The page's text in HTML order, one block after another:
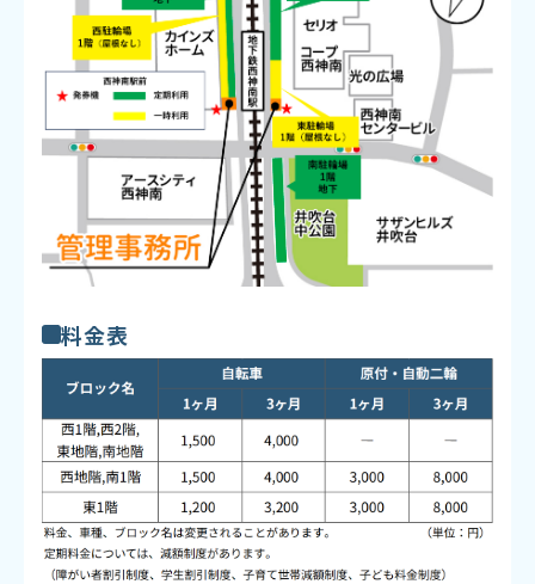
料金表